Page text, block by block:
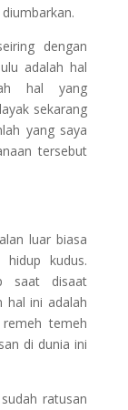
dengan
adalah hal
hal yang
sekarang
yang saya
tersebut
luar biasa
kudus.
saat disaat
hal ini adalah
temeh
di dunia ini
ratusan